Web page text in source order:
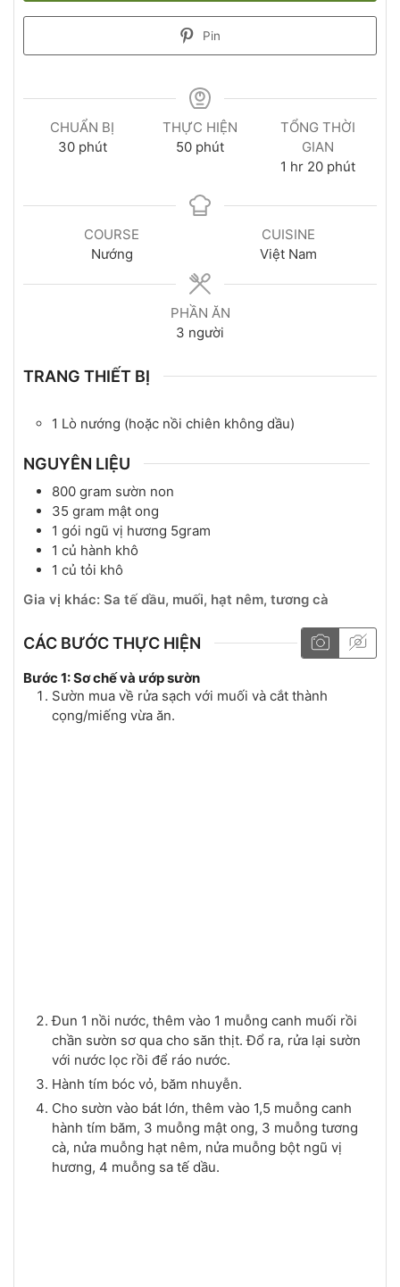
Pin
CHUẨN BỊ
30 phút
THỰC HIỆN
50 phút
TỔNG THỜI
GIAN
1 hr 20 phút
COURSE
Nướng
CUISINE
Việt Nam
PHẦN ĂN
3 người
TRANG THIẾT BỊ
1 Lò nướng (hoặc nồi chiên không dầu)
NGUYÊN LIỆU
800 gram sườn non
35 gram mật ong
1 gói ngũ vị hương 5gram
1 củ hành khô
1 củ tỏi khô
Gia vị khác: Sa tế dầu, muối, hạt nêm, tương cà
CÁC BƯỚC THỰC HIỆN
Bước 1: Sơ chế và ướp sườn
Sườn mua về rửa sạch với muối và cắt thành
cọng/miếng vừa ăn.
Đun 1 nồi nước, thêm vào 1 muỗng canh muối rồi
chần sườn sơ qua cho săn thịt. Đổ ra, rửa lại sườn
với nước lọc rồi để ráo nước.
Hành tím bóc vỏ, băm nhuyễn.
Cho sườn vào bát lớn, thêm vào 1,5 muỗng canh
hành tím băm, 3 muỗng mật ong, 3 muỗng tương
cà, nửa muỗng hạt nêm, nửa muỗng bột ngũ vị
hương, 4 muỗng sa tế dầu.